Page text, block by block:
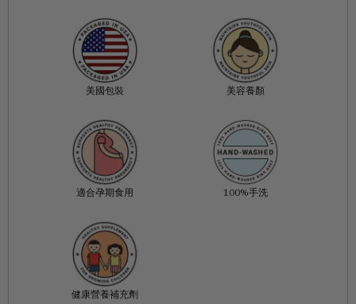
美國包裝 美容養顏
適合孕期食用 100%手洗
健康營養補充劑